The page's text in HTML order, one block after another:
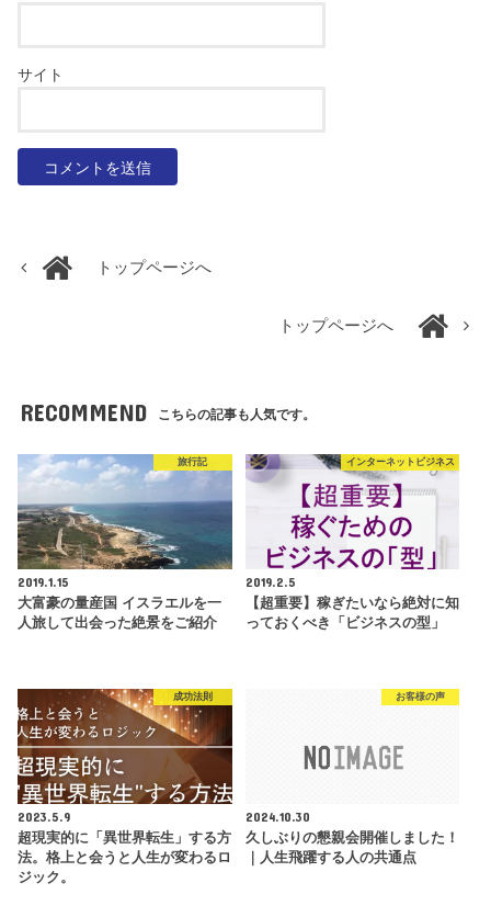
サイト
トップページへ
トップページへ
RECOMMEND こちらの記事も人気です。
旅行記
2019.1.15
大富豪の量産国 イスラエルを一
人旅して出会った絶景をご紹介
インターネットビジネス
2019.2.5
【超重要】稼ぎたいなら絶対に知
っておくべき「ビジネスの型」
成功法則
2023.5.9
超現実的に「異世界転生」する方
法。格上と会うと人生が変わるロ
ジック。
お客様の声
2024.10.30
久しぶりの懇親会開催しました！
｜人生飛躍する人の共通点